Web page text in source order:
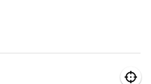
Dubâtonvaigeois